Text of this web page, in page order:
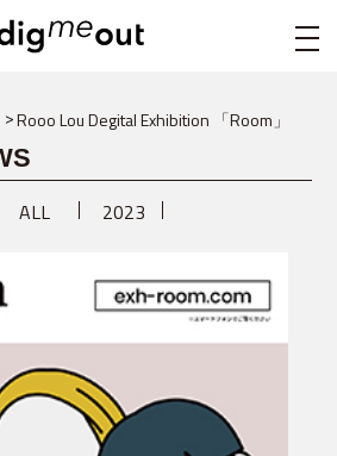
digmeout
Rooo Lou Degital Exhibition 「Room」
ALL 2023